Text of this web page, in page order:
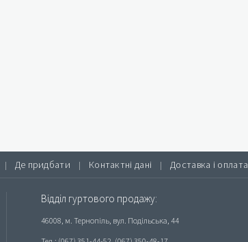
| Де придбати | Контактні дані | Доставка і оплата
Відділ гуртового продажу:
46008, м. Тернопіль, вул. Подільська, 44